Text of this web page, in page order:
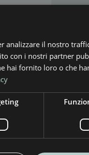
analizzare il nostro
con i nostri partner
hai fornito loro o che